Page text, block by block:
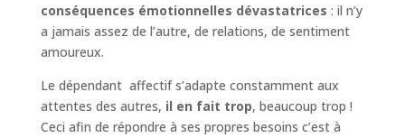
conséquences émotionnelles dévastatrices : il n’y
a jamais assez de l’autre, de relations, de sentiment
amoureux.
Le dépendant affectif s’adapte constamment aux
attentes des autres, il en fait trop, beaucoup trop !
Ceci afin de répondre à ses propres besoins c’est à